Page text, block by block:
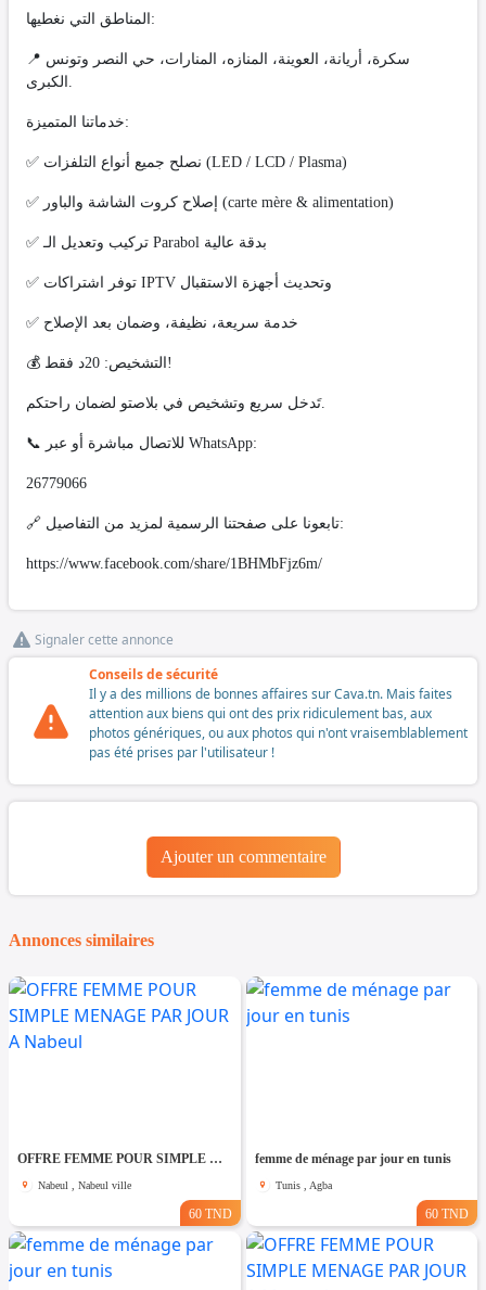
​المناطق التي نغطيها:
📍 سكرة، أريانة، العوينة، المنازه، المنارات، حي النصر وتونس
الكبرى.
​خدماتنا المتميزة:
✅ نصلح جميع أنواع التلفزات (LED / LCD / Plasma)
✅ إصلاح كروت الشاشة والباور (carte mère & alimentation)
✅ تركيب وتعديل الـ Parabol بدقة عالية
✅ توفر اشتراكات IPTV وتحديث أجهزة الاستقبال
✅ خدمة سريعة، نظيفة، وضمان بعد الإصلاح
​💰 التشخيص: 20د فقط!
تَدخل سريع وتشخيص في بلاصتو لضمان راحتكم.
​📞 للاتصال مباشرة أو عبر WhatsApp:
26779066
​🔗 تابعونا على صفحتنا الرسمية لمزيد من التفاصيل:
https://www.facebook.com/share/1BHMbFjz6m/
Signaler cette annonce
Conseils de sécurité
Il y a des millions de bonnes affaires sur Cava.tn. Mais faites
attention aux biens qui ont des prix ridiculement bas, aux
photos génériques, ou aux photos qui n'ont vraisemblablement
pas été prises par l'utilisateur !
Ajouter un commentaire
Annonces similaires
OFFRE FEMME POUR SIMPLE MENAGE PAR JOUR A Nabeul
Nabeul , Nabeul ville
60 TND
femme de ménage par jour en tunis
Tunis , Agba
60 TND